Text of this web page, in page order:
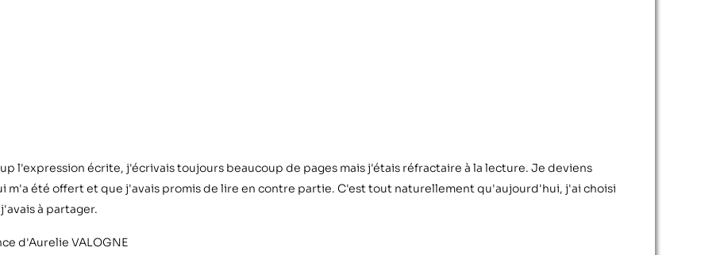
l'expression écrite, j'écrivais toujours beaucoup de pages mais j'étais réfractaire à la lecture. Je deviens
m'a été offert et que j'avais promis de lire en contre partie. C'est tout naturellement qu'aujourd'hui, j'ai choisi
à partager.
d'Aurelie VALOGNE